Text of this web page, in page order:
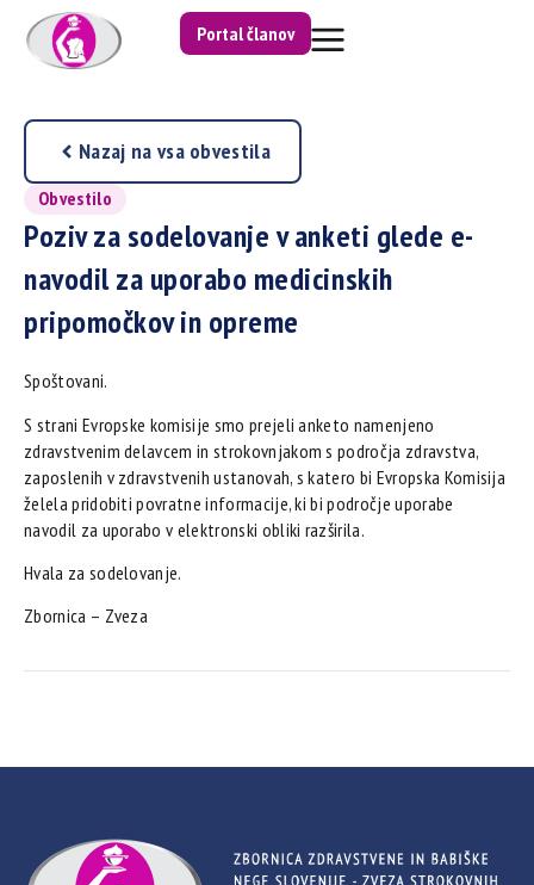
Portal članov
Nazaj na vsa obvestila
Obvestilo
Poziv za sodelovanje v anketi glede e-
navodil za uporabo medicinskih
pripomočkov in opreme
Spoštovani.
S strani Evropske komisije smo prejeli anketo namenjeno
zdravstvenim delavcem in strokovnjakom s področja zdravstva,
zaposlenih v zdravstvenih ustanovah, s katero bi Evropska Komisija
želela pridobiti povratne informacije, ki bi področje uporabe
navodil za uporabo v elektronski obliki razširila.
Hvala za sodelovanje.
Zbornica – Zveza